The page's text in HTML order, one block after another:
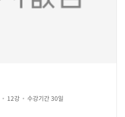
12강 수강기간 30일